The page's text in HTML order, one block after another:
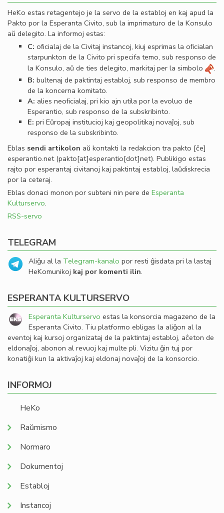
HeKo estas retagentejo je la servo de la establoj en kaj apud la
Pakto por la Esperanta Civito, sub la imprimaturo de la Konsulo
aŭ delegito. La informoj estas:
C: oﬁcialaj de la Civitaj instancoj, kiuj esprimas la oﬁcialan
starpunkton de la Civito pri specifa temo, sub responso de
la Konsulo, aŭ de ties delegito, markitaj per la simbolo
.
B: bultenaj de paktintaj establoj, sub responso de membro
de la koncerna komitato.
A: alies neoﬁcialaj, pri kio ajn utila por la evoluo de
Esperantio, sub responso de la subskribinto.
E: pri Eŭropaj institucioj kaj geopolitikaj novaĵoj, sub
responso de la subskribinto.
Eblas sendi artikolon aŭ kontakti la redakcion tra pakto [ĉe]
esperantio.net(pakto[at]esperantio[dot]net). Publikigo estas
rajto por esperantaj civitanoj kaj paktintaj establoj, laŭdiskrecia
por la ceteraj.
Eblas donaci monon por subteni nin pere de Esperanta
Kulturservo.
RSS-servo
TELEGRAM
Aliĝu al la Telegram-kanalo por resti ĝisdata pri la lastaj
HeKomunikoj kaj por komenti ilin.
ESPERANTA KULTURSERVO
Esperanta Kulturservo estas la konsorcia magazeno de la
Esperanta Civito. Tiu platformo ebligas la aliĝon al la
eventoj kaj kursoj organizataj de la paktintaj establoj, aĉeton de
eldonaĵoj, abonon al revuoj kaj multe pli. Vizitu ĝin tuj por
konatiĝi kun la aktivaĵoj kaj eldonaj novaĵoj de la konsorcio.
INFORMOJ
HeKo
Raŭmismo
Normaro
Dokumentoj
Establoj
Instancoj